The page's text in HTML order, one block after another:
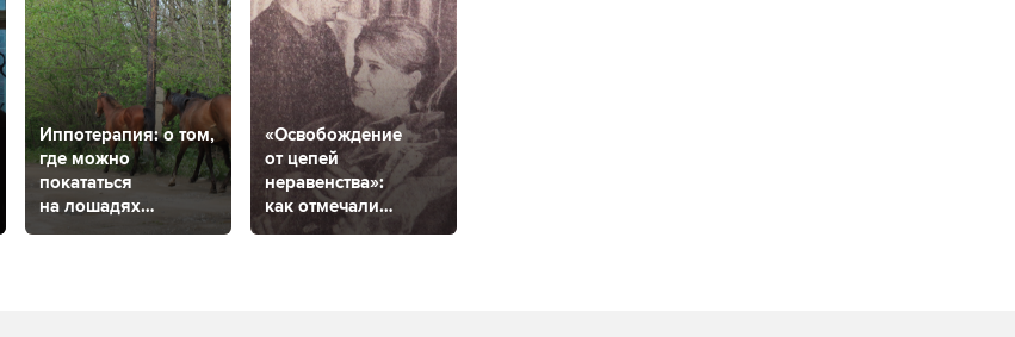
Иппотерапия: о том,
где можно
покататься
на лошадях
в Ставрополе
«Освобождение
от цепей
неравенства»:
как отмечали
8 марта в советском